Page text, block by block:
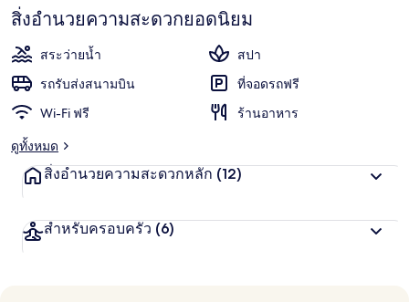
สิ่งอำนวยความสะดวกยอดนิยม
สระว่ายน้ำ
สปา
รถรับส่งสนามบิน
ที่จอดรถฟรี
Wi-Fi ฟรี
ร้านอาหาร
ดูทั้งหมด
สิ่งอำนวยความสะดวกหลัก (12)
สำหรับครอบครัว (6)